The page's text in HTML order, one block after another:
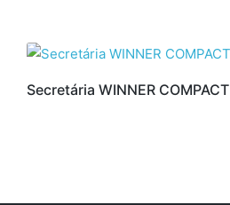
Secretária WINNER COMPACT